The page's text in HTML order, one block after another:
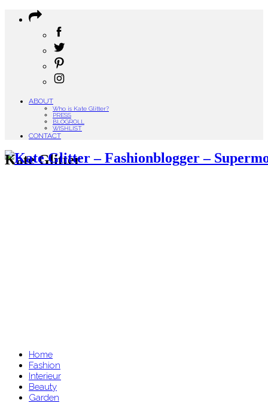
ABOUT
Who is Kate Glitter?
PRESS
BLOGROLL
WISHLIST
CONTACT
Kate Glitter
Home
Fashion
Interieur
Beauty
Garden